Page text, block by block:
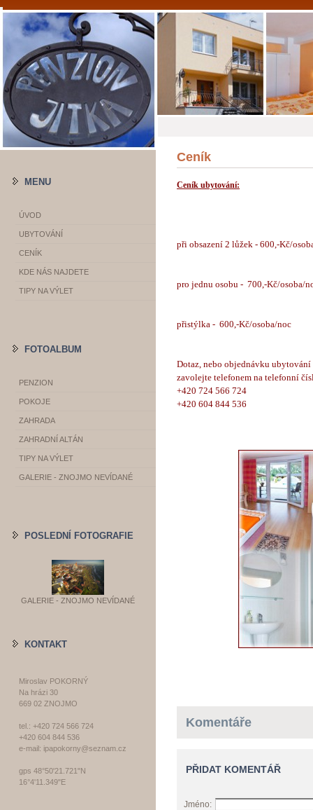
Ceník
Ceník ubytování:
při obsazení 2 lůžek - 600,-Kč/
pro jednu osobu - 700,-Kč/osoba/
přistýlka - 600,-Kč/osoba/noc
Dotaz, nebo objednávku
zavolejte telefonem na telefonní
+420 724 566 724
+420 604 844 536
Komentáře
PŘIDAT KOMENTÁŘ
Jméno:
MENU
ÚVOD
UBYTOVÁNÍ
CENÍK
KDE NÁS NAJDETE
TIPY NA VÝLET
FOTOALBUM
PENZION
POKOJE
ZAHRADA
ZAHRADNÍ ALTÁN
TIPY NA VÝLET
GALERIE - ZNOJMO NEVÍDANÉ
POSLEDNÍ FOTOGRAFIE
GALERIE - ZNOJMO NEVÍDANÉ
KONTAKT
Miroslav POKORNÝ
Na hrázi 30
669 02 ZNOJMO
tel.: +420 724 566 724
+420 604 844 536
e-mail: ipapokorny@seznam.cz
gps 48°50'21.721"N
16°4'11.349"E